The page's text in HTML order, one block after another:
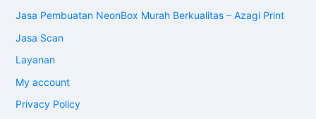
Jasa Pembuatan NeonBox Murah Berkualitas – Azagi Print
Jasa Scan
Layanan
My account
Privacy Policy